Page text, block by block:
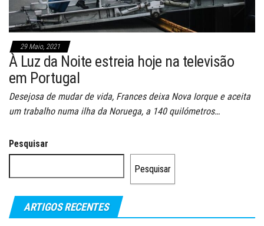
29 Maio, 2021
À Luz da Noite estreia hoje na televisão
em Portugal
Desejosa de mudar de vida, Frances deixa Nova Iorque e aceita
um trabalho numa ilha da Noruega, a 140 quilómetros…
Pesquisar
Pesquisar
ARTIGOS RECENTES